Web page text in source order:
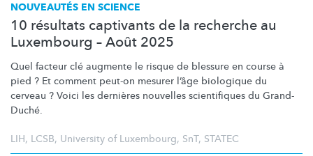
NOUVEAUTÉS EN SCIENCE
10 résultats captivants de la recherche au
Luxembourg – Août 2025
Quel facteur clé augmente le risque de blessure en course à
pied ? Et comment peut-on mesurer l’âge biologique du
cerveau ? Voici les dernières nouvelles scientifiques du Grand-
Duché.
LIH, LCSB, University of Luxembourg, SnT, STATEC